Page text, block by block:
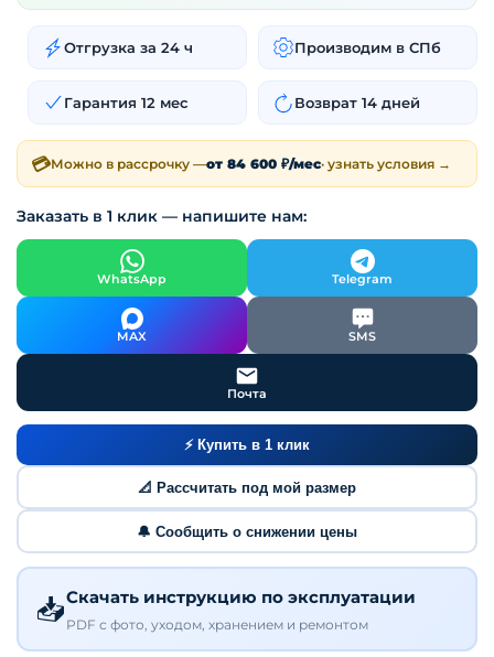
Отгрузка за 24 ч Производим в СПб
Гарантия 12 мес Возврат 14 дней
💳Можно в рассрочку —от 84 600 ₽/мес· узнать условия →
Заказать в 1 клик — напишите нам:
WhatsApp Telegram
MAX SMS
Почта
⚡ Купить в 1 клик
📐 Рассчитать под мой размер
🔔 Сообщить о снижении цены
📥Скачать инструкцию по эксплуатации
PDF с фото, уходом, хранением и ремонтом